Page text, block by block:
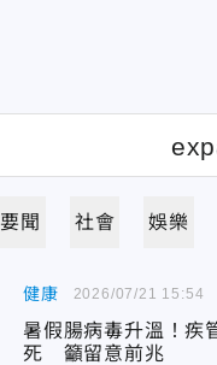
要聞 社會 娛樂
健康
暑假腸病毒升溫！疾
死 籲留意前兆
2026/07/21 15:54